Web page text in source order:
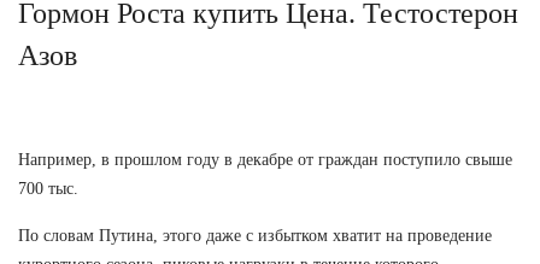
Гормон Роста купить Цена. Тестостерон
Азов
Например, в прошлом году в декабре от граждан поступило свыше
700 тыс.
По словам Путина, этого даже с избытком хватит на проведение